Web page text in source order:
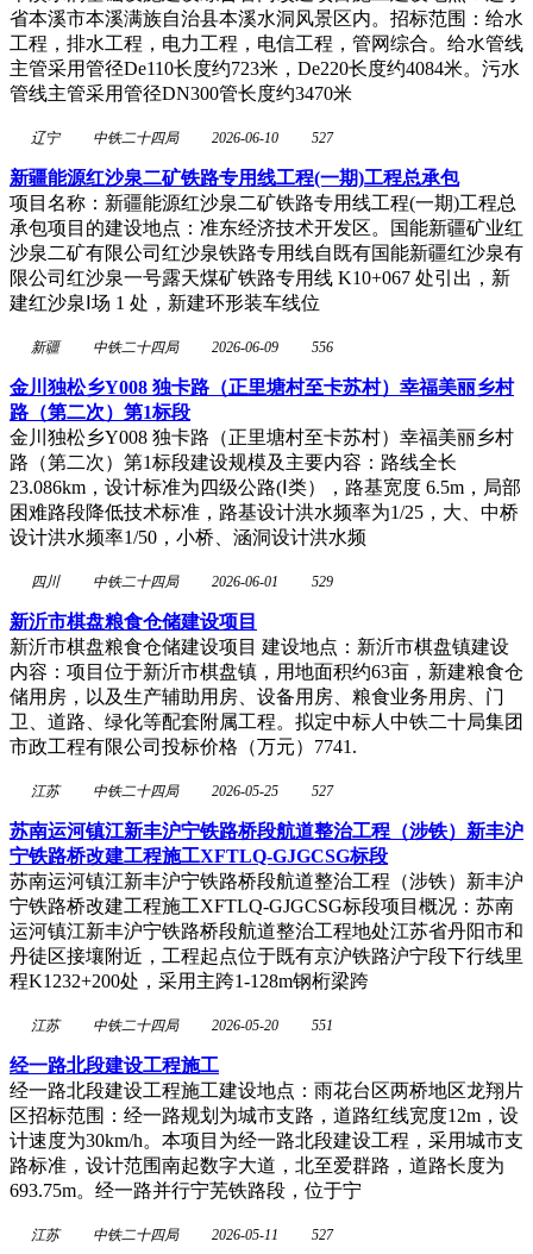
省本溪市本溪满族自治县本溪水洞风景区内。招标范围：给水
工程，排水工程，电力工程，电信工程，管网综合。给水管线
主管采用管径De110长度约723米，De220长度约4084米。污水
管线主管采用管径DN300管长度约3470米
辽宁 中铁二十四局 2026-06-10 527
新疆能源红沙泉二矿铁路专用线工程(一期)工程总承包
项目名称：新疆能源红沙泉二矿铁路专用线工程(一期)工程总
承包项目的建设地点：准东经济技术开发区。国能新疆矿业红
沙泉二矿有限公司红沙泉铁路专用线自既有国能新疆红沙泉有
限公司红沙泉一号露天煤矿铁路专用线 K10+067 处引出，新
建红沙泉Ⅰ场 1 处，新建环形装车线位
新疆 中铁二十四局 2026-06-09 556
金川独松乡Y008 独卡路（正里塘村至卡苏村）幸福美丽乡村
路（第二次）第1标段
金川独松乡Y008 独卡路（正里塘村至卡苏村）幸福美丽乡村
路（第二次）第1标段建设规模及主要内容：路线全长
23.086km，设计标准为四级公路(Ⅰ类），路基宽度 6.5m，局部
困难路段降低技术标准，路基设计洪水频率为1/25，大、中桥
设计洪水频率1/50，小桥、涵洞设计洪水频
四川 中铁二十四局 2026-06-01 529
新沂市棋盘粮食仓储建设项目
新沂市棋盘粮食仓储建设项目 建设地点：新沂市棋盘镇建设
内容：项目位于新沂市棋盘镇，用地面积约63亩，新建粮食仓
储用房，以及生产辅助用房、设备用房、粮食业务用房、门
卫、道路、绿化等配套附属工程。拟定中标人中铁二十局集团
市政工程有限公司投标价格（万元）7741.
江苏 中铁二十四局 2026-05-25 527
苏南运河镇江新丰沪宁铁路桥段航道整治工程（涉铁）新丰沪
宁铁路桥改建工程施工XFTLQ-GJGCSG标段
苏南运河镇江新丰沪宁铁路桥段航道整治工程（涉铁）新丰沪
宁铁路桥改建工程施工XFTLQ-GJGCSG标段项目概况：苏南
运河镇江新丰沪宁铁路桥段航道整治工程地处江苏省丹阳市和
丹徒区接壤附近，工程起点位于既有京沪铁路沪宁段下行线里
程K1232+200处，采用主跨1-128m钢桁梁跨
江苏 中铁二十四局 2026-05-20 551
经一路北段建设工程施工
经一路北段建设工程施工建设地点：雨花台区两桥地区龙翔片
区招标范围：经一路规划为城市支路，道路红线宽度12m，设
计速度为30km/h。本项目为经一路北段建设工程，采用城市支
路标准，设计范围南起数字大道，北至爱群路，道路长度为
693.75m。经一路并行宁芜铁路段，位于宁
江苏 中铁二十四局 2026-05-11 527